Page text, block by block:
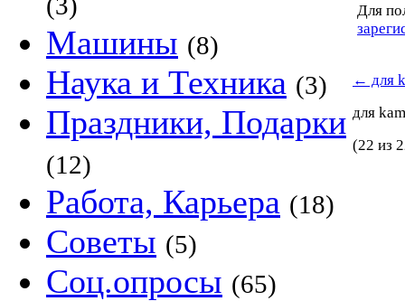
Машины (8)
Наука и Техника (3)
Праздники, Подарки
(12)
Работа, Карьера (18)
Советы (5)
Соц.опросы (65)
Для
← для
для
(22 из